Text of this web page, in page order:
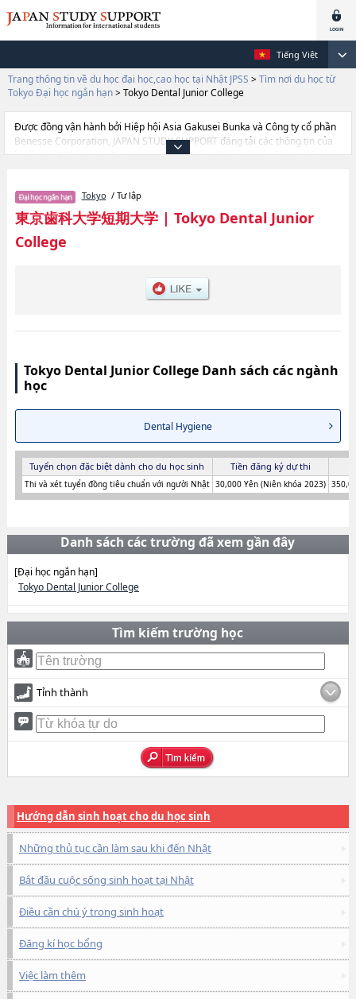
Tiếng Việt
Trang thông tin về du học đại học,cao học tại Nhật JPSS > Tìm nơi du học từ
Tokyo Đại học ngắn hạn> Tokyo Dental Junior College
Được đồng vận hành bởi Hiệp hội Asia Gakusei Bunka và Công ty cổ phần
Benesse Corporation, JAPAN STUDY SUPPORT đăng tải các thông tin của
khoảng 1.300 trường đại học, cao học, trường đại học ngắn hạn, trường
thông tin cần thiết dành cho du học sinh, như là về các Ngành Dental
Hygiene, thông tin về từng ngành học, thông tin liên quan đến thi tuyển
như số lượng tuyển sinh, số lượng trúng tuyển, cở sở trang thiết bị, hướng
dẫn địa điểm v.v...
Tokyo / Tư lập
東京歯科大学短期大学| Tokyo Dental Junior
College
Tokyo Dental Junior College Danh sách các ngành
học
Dental Hygiene
Tuyển chọn đặc biệt dành cho du học sinh Tiền đăng ký dự thi
Thi và xét tuyển đồng tiêu chuẩn với người Nhật 30,000 Yên (Niên khóa 2023)
Danh sách các trường đã xem gần đây
[Đại học ngắn hạn]
Tokyo Dental Junior College
Tìm kiếm trường học
Tỉnh thành
Hướng dẫn sinh hoạt cho du học sinh
Những thủ tục cần làm sau khi đến Nhật
Bắt đầu cuộc sống sinh hoạt tại Nhật
Điều cần chú ý trong sinh hoạt
Đăng kí học bổng
Việc làm thêm